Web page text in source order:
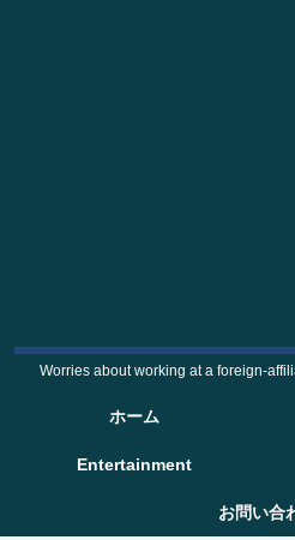
Worries about working at a foreign-
ホーム
Entertainment
お問い合